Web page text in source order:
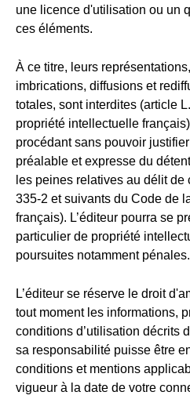
une licence d'utilisation ou un
ces éléments.
À ce titre, leurs
imbrications, diffusions et
totales, sont interdites (article
propriété intellectuelle
procédant sans pouvoir
préalable et expresse du
les peines relatives au délit de
335-2 et suivants du Code de
français). L’éditeur pourra se
particulier de propriété
poursuites notamment pénales.
L’éditeur se réserve le droit
tout moment les informations,
conditions d’utilisation décrits
sa responsabilité puisse être
conditions et mentions
vigueur à la date de votre